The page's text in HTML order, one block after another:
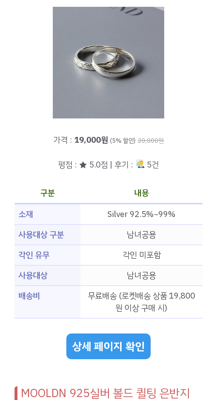
가격 : 19,000원 (5% 할인) 20,000원
평점 : ★ 5.0점 | 후기 : 5건
구분
내용
소재
Silver 92.5%~99%
사용대상 구분
남녀공용
각인 유무
각인 미포함
사용대상
남녀공용
배송비
무료배송 (로켓배송 상품 19,800
원 이상 구매 시)
상세 페이지 확인
MOOLDN 925실버 볼드 퀼팅 은반지